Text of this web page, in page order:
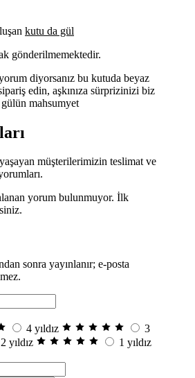
kutu da gül
gönderilmemektedir.
diyorsanız bu kutuda beyaz
edin, aşkınıza sürprizinizi biz
gülün mahsumyet
müşterilerimizin teslimat ve
yorum bulunmuyor. İlk
sonra yayınlanır; e-posta
4 yıldız
3
2 yıldız 1 yıldız